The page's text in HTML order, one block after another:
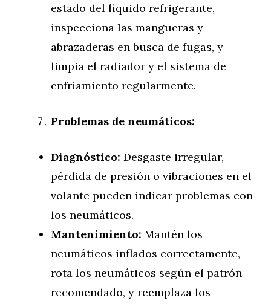
estado del líquido refrigerante,
inspecciona las mangueras y
abrazaderas en busca de fugas, y
limpia el radiador y el sistema de
enfriamiento regularmente.
Problemas de neumáticos:
Diagnóstico: Desgaste irregular,
pérdida de presión o vibraciones en el
volante pueden indicar problemas con
los neumáticos.
Mantenimiento: Mantén los
neumáticos inflados correctamente,
rota los neumáticos según el patrón
recomendado, y reemplaza los